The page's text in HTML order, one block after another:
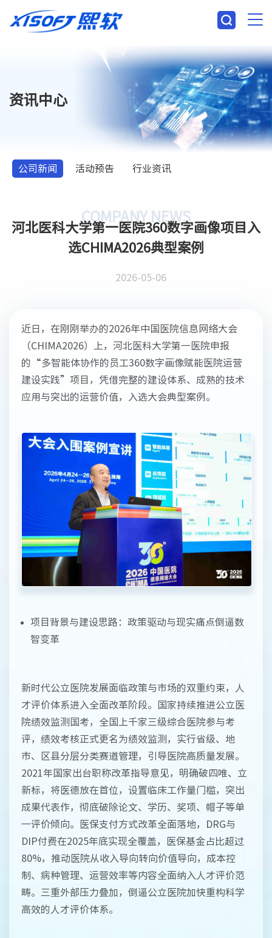
资讯中心
公司新闻 活动预告 行业资讯
COMPANY NEWS
河北医科大学第一医院360数字画像项目入
选CHIMA2026典型案例
2026-05-06
近日，在刚刚举办的2026年中国医院信息网络大会
（CHIMA2026）上，河北医科大学第一医院申报
的“多智能体协作的员工360数字画像赋能医院运营
建设实践”项目，凭借完整的建设体系、成熟的技术
应用与突出的运营价值，入选大会典型案例。
项目背景与建设思路：政策驱动与现实痛点倒逼数
智变革
新时代公立医院发展面临政策与市场的双重约束，人
才评价体系进入全面改革阶段。国家持续推进公立医
院绩效监测国考，全国上千家三级综合医院参与考
评，绩效考核正式更名为绩效监测，实行省级、地
市、区县分层分类赛道管理，引导医院高质量发展。
2021年国家出台职称改革指导意见，明确破四唯、立
新标，将医德放在首位，设置临床工作量门槛，突出
成果代表作，彻底破除论文、学历、奖项、帽子等单
一评价倾向。医保支付方式改革全面落地，DRG与
DIP付费在2025年底实现全覆盖，医保基金占比超过
80%，推动医院从收入导向转向价值导向，成本控
制、病种管理、运营效率等内容全面纳入人才评价范
畴。三重外部压力叠加，倒逼公立医院加快重构科学
高效的人才评价体系。